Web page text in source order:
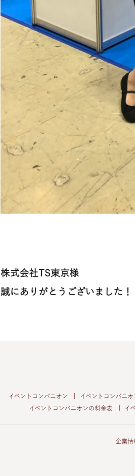
株式会社TS東京様
誠にありがとうございました！
イベントコンパニオン イベントコンパニオ
イベントコンパニオンの料金表
イ
企業情